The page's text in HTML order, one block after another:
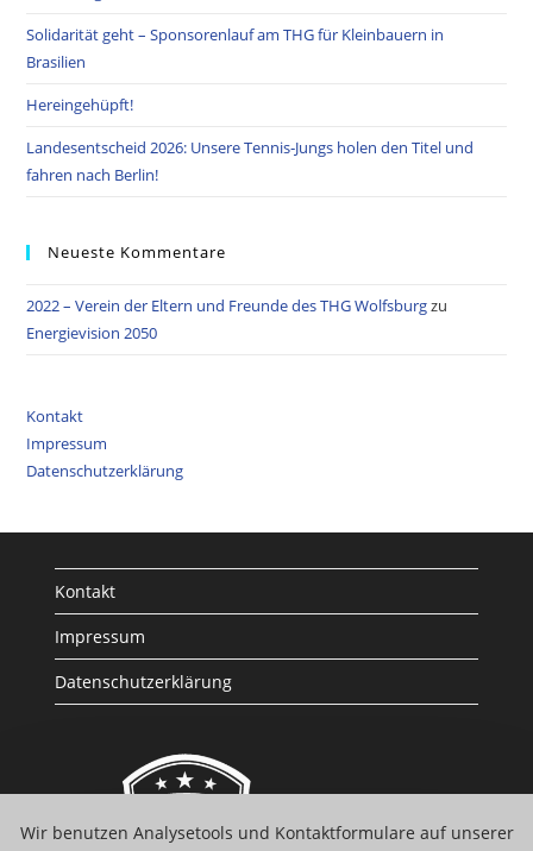
Solidarität geht – Sponsorenlauf am THG für Kleinbauern in
Brasilien
Hereingehüpft!
Landesentscheid 2026: Unsere Tennis‑Jungs holen den Titel und
fahren nach Berlin!
Neueste Kommentare
2022 – Verein der Eltern und Freunde des THG Wolfsburgzu
Energievision 2050
Kontakt
Impressum
Datenschutzerklärung
Kontakt
Impressum
Datenschutzerklärung
Wir benutzen Analysetools und Kontaktformulare auf unserer